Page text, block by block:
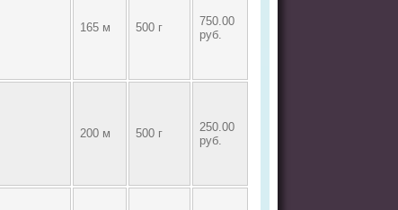
165 м 500 г
750.00
руб.
200 м 500 г
250.00
руб.